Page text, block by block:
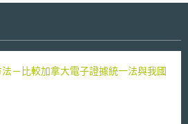
－比較加拿大電子證據統一法與我國